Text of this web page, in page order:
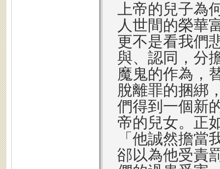
上帝的兒子為
人世間的榮華
更不是看我們
與、認同，分
魔鬼的作為，
脫離罪的捆綁
們得到一個新
帝的兒女。正
「他誠然擔當
郤以為他受責